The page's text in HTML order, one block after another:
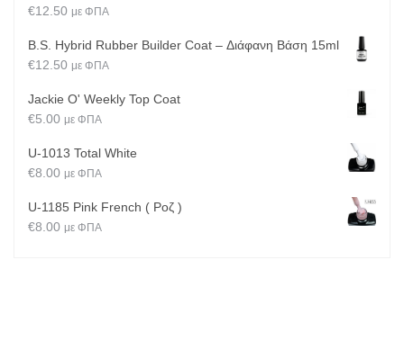
€12.50 με ΦΠΑ
B.S. Hybrid Rubber Builder Coat – Διάφανη Βάση 15ml
€12.50 με ΦΠΑ
Jackie O' Weekly Top Coat
€5.00 με ΦΠΑ
U-1013 Total White
€8.00 με ΦΠΑ
U-1185 Pink French ( Ροζ )
€8.00 με ΦΠΑ